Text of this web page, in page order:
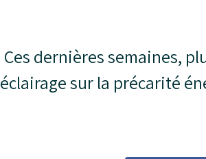
Ces dernières semaines,
éclairage sur la précarité